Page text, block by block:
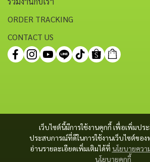
เว็บไซต์นี้มีการใช้งานคุกกี้ เพื่อเพิ่มปร
ประสบการณ์ที่ดีในการใช้งานเว็บไซต์ขอ
อ่านรายละเอียดเพิ่มเติมได้ที่ นโยบายควา
นโยบายคุกกี้
ORDER TRACKING
CONTACT US